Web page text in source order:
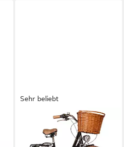
Sehr beliebt
BERGSTEIGER
Cityrad Marseille 26 Zoll, 28
Zoll Damenfahrrad, ab 150